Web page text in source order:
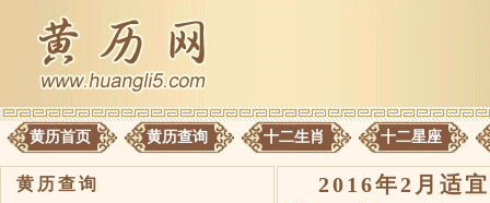
黄历首页 黄历查询 十二生肖 十二星座
黄历查询 2016年2月适